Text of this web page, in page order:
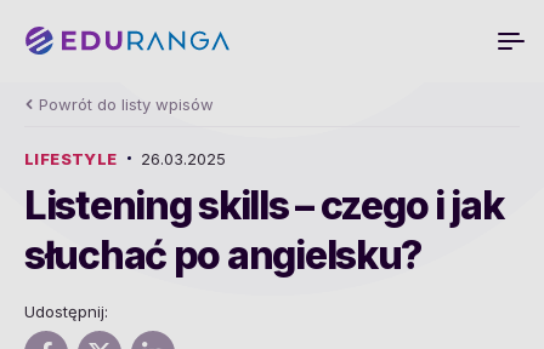
Powrót do listy wpisów
LIFESTYLE 26.03.2025
Listening skills – czego i jak
słuchać po angielsku?
Udostępnij: